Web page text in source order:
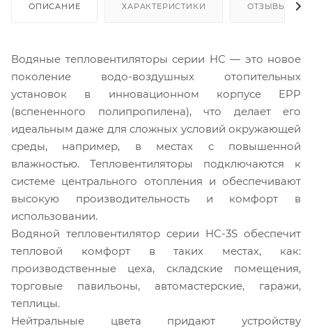
ОПИСАНИЕ ХАРАКТЕРИСТИКИ ОТЗЫВЫ
Водяные тепловентиляторы серии HС — это новое
поколение водо-воздушных отопительных
установок в инновационном корпусе EPP
(вспененного полипропилена), что делает его
идеальным даже для сложных условий окружающей
среды, например, в местах с повышенной
влажностью. Тепловентиляторы подключаются к
системе центрального отопления и обеспечивают
высокую производительность и комфорт в
использовании.
Водяной тепловентилятор серии HC-3S обеспечит
тепловой комфорт в таких местах, как:
производственные цеха, складские помещения,
торговые павильоны, автомастерские, гаражи,
теплицы.
Нейтральные цвета придают устройству